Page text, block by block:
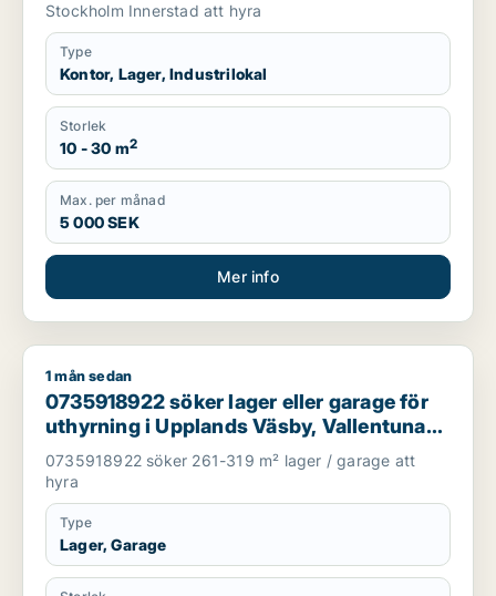
Stockholm Innerstad att hyra
Type
Kontor, Lager, Industrilokal
Storlek
10 - 30 m2
Max. per månad
5 000 SEK
Mer info
0735918922 söker lager eller garage för uthyrning i
1 mån sedan
0735918922 söker lager eller garage för
uthyrning i Upplands Väsby, Vallentuna
eller Järfälla m.fl.
0735918922 söker 261-319 m² lager / garage att
hyra
Type
Lager, Garage